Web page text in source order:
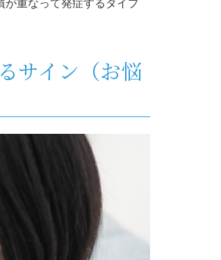
が重なって発症するタイプ
サイン（お悩